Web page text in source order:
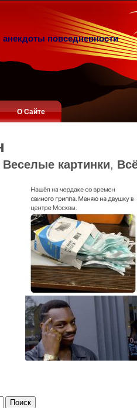
анекдоты повседневности
О Сайте
Веселые картинки,